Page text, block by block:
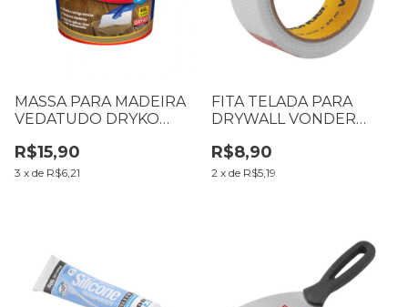
MASSA PARA MADEIRA
VEDATUDO DRYKO
R$15,90
3 x de R$6,21
FITA TELADA PARA
DRYWALL VONDER
1052482000
R$8,90
2 x de R$5,19